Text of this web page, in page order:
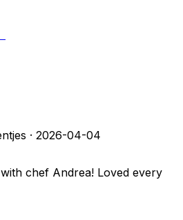
· 2026-04-04
chef Andrea! Loved every